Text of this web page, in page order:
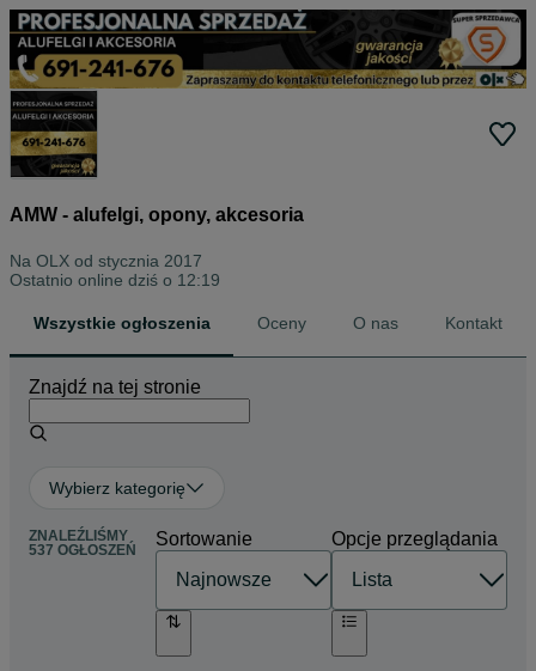
AMW - alufelgi, opony, akcesoria
Na OLX od stycznia 2017
Ostatnio online dziś o 12:19
Wszystkie ogłoszenia Oceny O nas Kontakt
Znajdź na tej stronie
Wybierz kategorię
ZNALEŹLIŚMY
537 OGŁOSZEŃ
Sortowanie Opcje przeglądania